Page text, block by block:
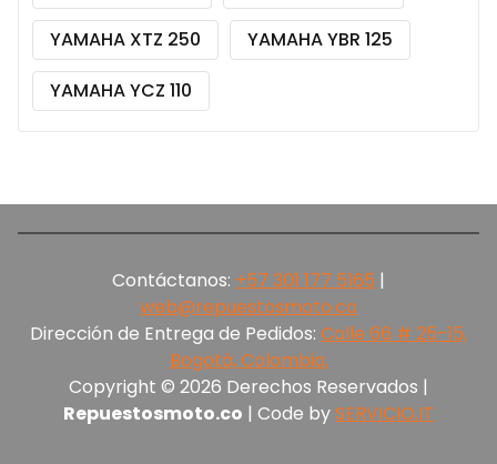
YAMAHA XTZ 250
YAMAHA YBR 125
YAMAHA YCZ 110
Contáctanos: +57 301 177 5165‬ |
web@repuestosmoto.co
Dirección de Entrega de Pedidos: Calle 66 # 25-15,
Bogotá, Colombia.
Copyright © 2026 Derechos Reservados |
Repuestosmoto.co | Code bySERVICIO.IT